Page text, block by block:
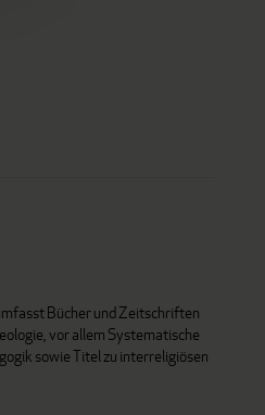
Bücher und Zeitschriften
vor allem Systematische
sowie Titel zu interreligiösen